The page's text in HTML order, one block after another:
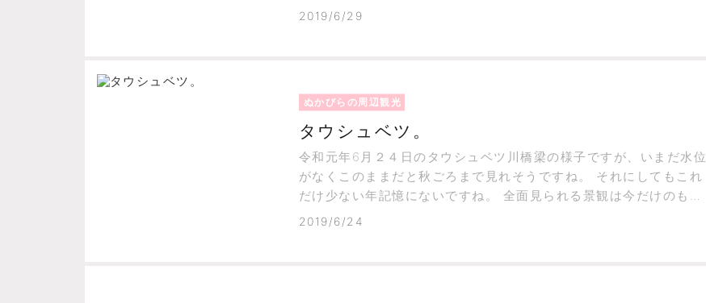
2019/6/29
ぬかびらの周辺観光
タウシュベツ。
令和元年6月２４日のタウシュベツ川橋梁の様子ですが、いまだ水位
がなくこのままだと秋ごろまで見れそうですね。 それにしてもこれ
だけ少ない年記憶にないですね。 全面見られる景観は今だけのもの
ですからそれはそれとしていいものです。
2019/6/24